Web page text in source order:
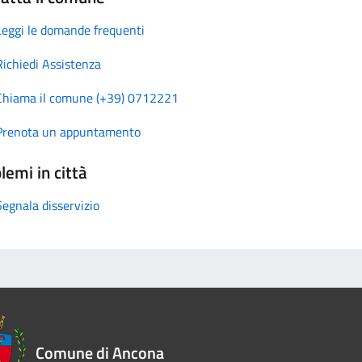
le domande frequenti
Assistenza
il comune (+39) 0712221
un appuntamento
in città
disservizio
Comune di Ancona